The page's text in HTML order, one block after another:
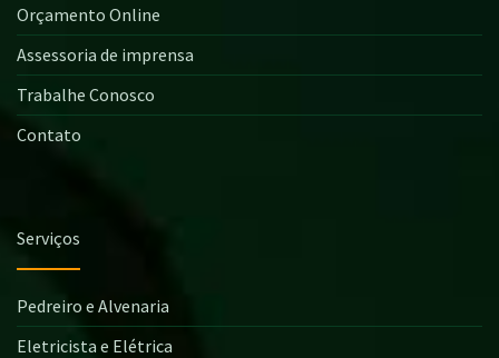
Orçamento Online
Assessoria de imprensa
Trabalhe Conosco
Contato
Serviços
Pedreiro e Alvenaria
Eletricista e Elétrica